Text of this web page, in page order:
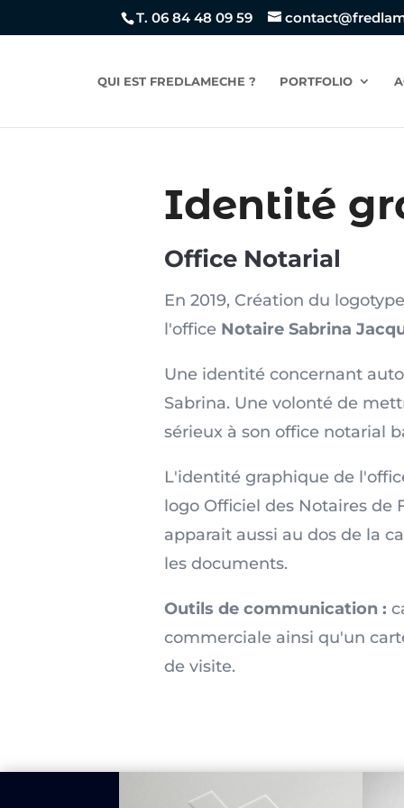
T. 06 84 48 09 59
QUI EST FREDLAMECHE ? PORTFOLIO
Identité
Office Notarial
En 2019, Création du
l'office Notaire Sabrina
Une identité concernant
Sabrina. Une volonté de
sérieux à son office notarial
L'identité graphique de
logo Officiel des Notaires de
apparait aussi au dos de la
les documents.
Outils de communication :
commerciale ainsi qu'un
de visite.